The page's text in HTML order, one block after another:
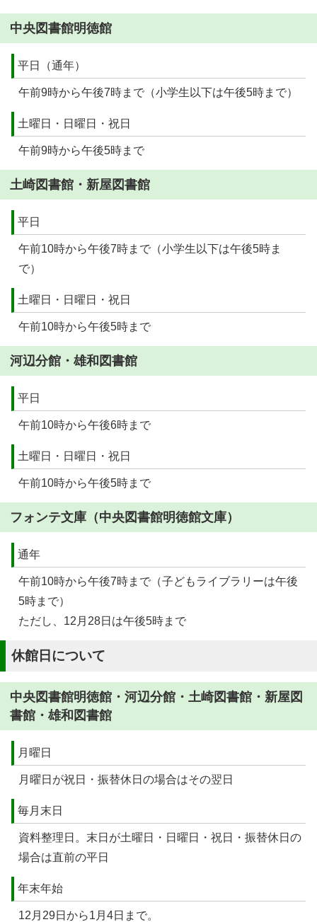
中央図書館明徳館
平日（通年）
午前9時から午後7時まで（小学生以下は午後5時まで）
土曜日・日曜日・祝日
午前9時から午後5時まで
土崎図書館・新屋図書館
平日
午前10時から午後7時まで（小学生以下は午後5時ま
で）
土曜日・日曜日・祝日
午前10時から午後5時まで
河辺分館・雄和図書館
平日
午前10時から午後6時まで
土曜日・日曜日・祝日
午前10時から午後5時まで
フォンテ文庫（中央図書館明徳館文庫）
通年
午前10時から午後7時まで（子どもライブラリーは午後
5時まで）
ただし、12月28日は午後5時まで
休館日について
中央図書館明徳館・河辺分館・土崎図書館・新屋図
書館・雄和図書館
月曜日
月曜日が祝日・振替休日の場合はその翌日
毎月末日
資料整理日。末日が土曜日・日曜日・祝日・振替休日の
場合は直前の平日
年末年始
12月29日から1月4日まで。